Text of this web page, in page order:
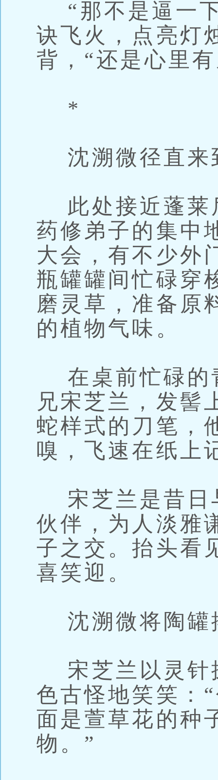
“那不是逼一
诀飞火，点亮灯
背，“还是心里
*
沈溯微径直来
此处接近蓬莱
药修弟子的集中
大会，有不少外
瓶罐罐间忙碌穿
磨灵草，准备原
的植物气味。
在桌前忙碌的
兄宋芝兰，发髻
蛇样式的刀笔，
嗅，飞速在纸上
宋芝兰是昔日
伙伴，为人淡雅
子之交。抬头看
喜笑迎。
沈溯微将陶罐
宋芝兰以灵针
色古怪地笑笑：
面是萱草花的种
物。”